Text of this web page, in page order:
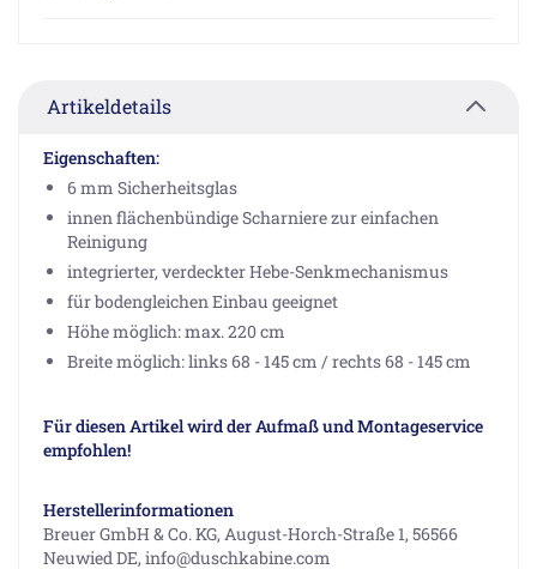
Artikeldetails
Eigenschaften:
6 mm Sicherheitsglas
innen flächenbündige Scharniere zur einfachen
Reinigung
integrierter, verdeckter Hebe-Senkmechanismus
für bodengleichen Einbau geeignet
Höhe möglich: max. 220 cm
Breite möglich: links 68 - 145 cm / rechts 68 - 145 cm
Für diesen Artikel wird der Aufmaß und Montageservice
empfohlen!
Herstellerinformationen
Breuer GmbH & Co. KG, August-Horch-Straße 1, 56566
Neuwied DE, info@duschkabine.com